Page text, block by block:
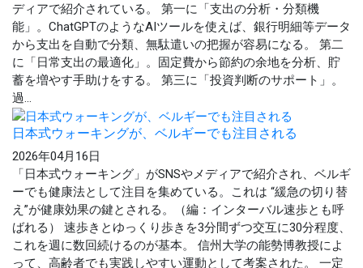
ディアで紹介されている。 第一に「支出の分析・分類機
能」。ChatGPTのようなAIツールを使えば、銀行明細等データ
から支出を自動で分類、無駄遣いの把握が容易になる。 第二
に「日常支出の最適化」。固定費から節約の余地を分析、貯
蓄を増やす手助けをする。 第三に「投資判断のサポート」。
過...
日本式ウォーキングが、ベルギーでも注目される
2026年04月16日
「日本式ウォーキング」がSNSやメディアで紹介され、ベルギ
ーでも健康法として注目を集めている。これは “緩急の切り替
え”が健康効果の鍵とされる。（編：インターバル速歩とも呼
ばれる） 速歩きとゆっくり歩きを3分間ずつ交互に30分程度、
これを週に数回続けるのが基本。 信州大学の能勢博教授によ
って、高齢者でも実践しやすい運動として考案された。 一定